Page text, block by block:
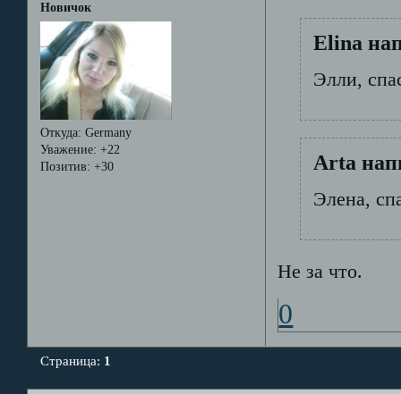
Новичок
Откуда: Germany
Уважение: +22
Позитив: +30
Elina
Элли,
Arta
Элена,
Не за что.
0
Страница: 1